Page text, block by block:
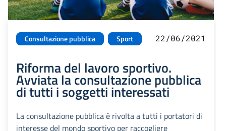
Consultazione pubblica Sport 22/06/2021
Riforma del lavoro sportivo.
Avviata la consultazione pubblica
di tutti i soggetti interessati
La consultazione pubblica è rivolta a tutti i portatori di
interesse del mondo sportivo per raccogliere